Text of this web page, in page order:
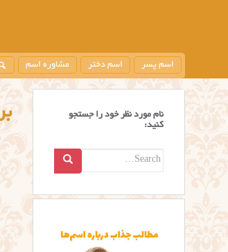
m
i
n
t
e
n
اسم پسر اسم دختر مشاوره اسم
نام مورد نظر خود را جستجو
کنید:
Search